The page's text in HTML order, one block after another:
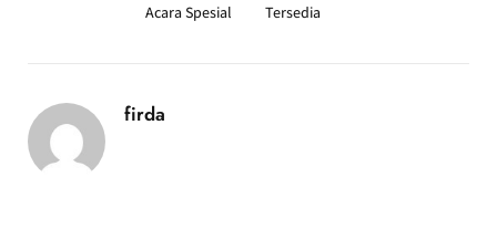
Acara Spesial
Tersedia
firda